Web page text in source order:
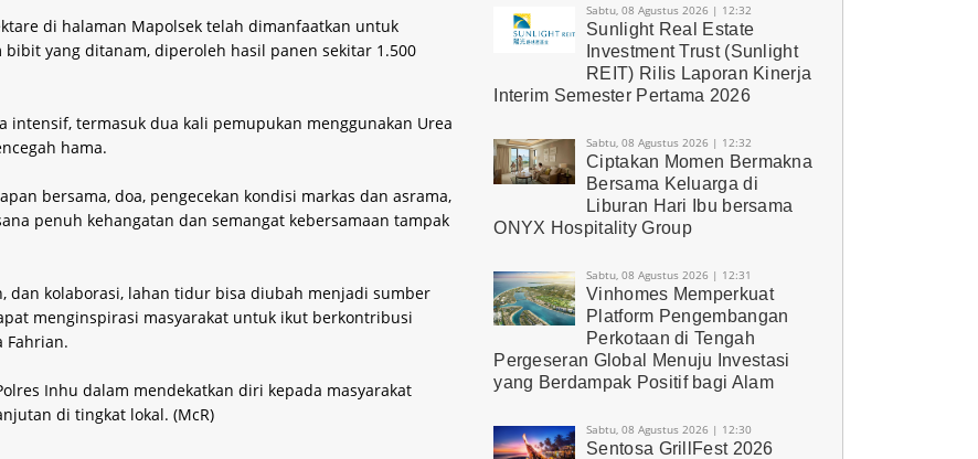
di halaman Mapolsek telah dimanfaatkan untuk
yang ditanam, diperoleh hasil panen sekitar 1.500
intensif, termasuk dua kali pemupukan menggunakan Urea
hama.
bersama, doa, pengecekan kondisi markas dan asrama,
penuh kehangatan dan semangat kebersamaan tampak
dan kolaborasi, lahan tidur bisa diubah menjadi sumber
menginspirasi masyarakat untuk ikut berkontribusi
Fahrian.
Inhu dalam mendekatkan diri kepada masyarakat
di tingkat lokal. (McR)
Sabtu, 08 Agustus 2026 | 12:32
Sunlight Real Estate
Investment Trust (Sunlight
REIT) Rilis Laporan Kinerja
Interim Semester Pertama 2026
Sabtu, 08 Agustus 2026 | 12:32
Ciptakan Momen Bermakna
Bersama Keluarga di
Liburan Hari Ibu bersama
ONYX Hospitality Group
Sabtu, 08 Agustus 2026 | 12:31
Vinhomes Memperkuat
Platform Pengembangan
Perkotaan di Tengah
Pergeseran Global Menuju Investasi
yang Berdampak Positif bagi Alam
Sabtu, 08 Agustus 2026 | 12:30
Sentosa GrillFest 2026